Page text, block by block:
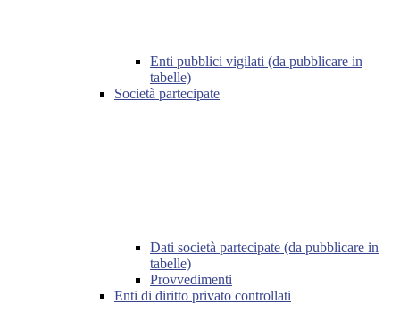
Enti pubblici vigilati (da pubblicare in
tabelle)
Società partecipate
Dati società partecipate (da pubblicare in
tabelle)
Provvedimenti
Enti di diritto privato controllati